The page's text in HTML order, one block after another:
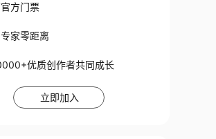
方门票
家零距离
优质创作者共同成长
立即加入